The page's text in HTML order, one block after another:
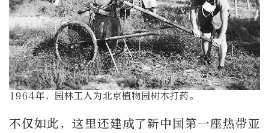
1964年，园林工人为北京植物园树木打药。
不仅如此，这里还建成了新中国第一座热带亚